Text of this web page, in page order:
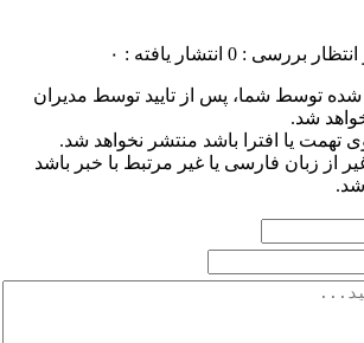
انتظار بررسی : 0 انتشار یافته : ۰
توسط شما، پس از تایید توسط مدیران
شد.
تهمت یا افترا باشد منتشر نخواهد شد.
از زبان فارسی یا غیر مرتبط با خبر باشد
شد.